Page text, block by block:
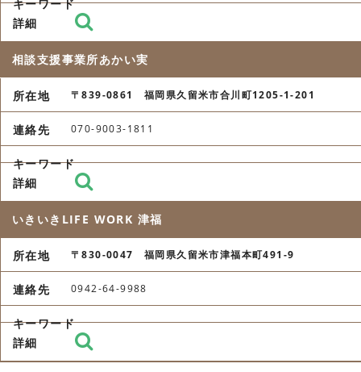
相談支援事業所あかい実
〒839-0861 福岡県久留米市合川町1205-1-201
070-9003-1811
いきいきLIFE WORK 津福
〒830-0047 福岡県久留米市津福本町491-9
0942-64-9988